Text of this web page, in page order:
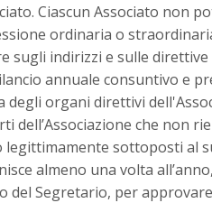
Ciascun Associato non
ordinaria o
sugli indirizzi e sulle direttive
annuale consuntivo e
degli organi direttivi
dell’Associazione che non
legittimamente sottoposti al
almeno una volta
del Segretario, per